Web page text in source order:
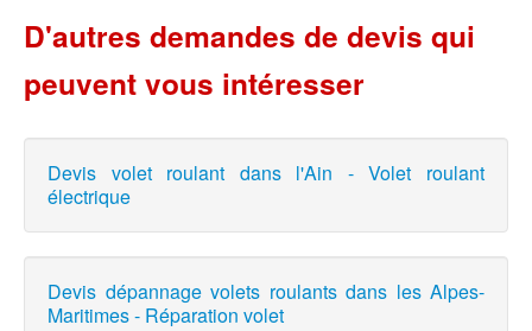
D'autres demandes de devis qui
peuvent vous intéresser
Devis volet roulant dans l'Ain - Volet roulant
électrique
Devis dépannage volets roulants dans les Alpes-
Maritimes - Réparation volet